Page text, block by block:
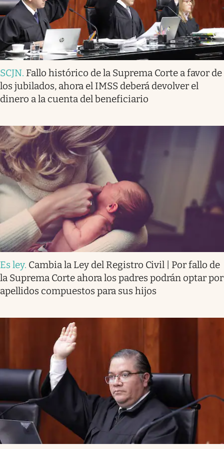
SCJN. Fallo histórico de la Suprema Corte a favor de
los jubilados, ahora el IMSS deberá devolver el
dinero a la cuenta del beneficiario
Es ley. Cambia la Ley del Registro Civil | Por fallo de
la Suprema Corte ahora los padres podrán optar por
apellidos compuestos para sus hijos